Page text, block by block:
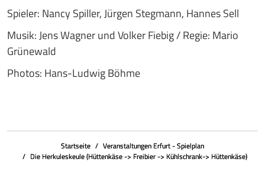
Spieler: Nancy Spiller, Jürgen Stegmann, Hannes Sell
Musik: Jens Wagner und Volker Fiebig / Regie: Mario
Grünewald
Photos: Hans-Ludwig Böhme
Startseite
Veranstaltungen Erfurt - Spielplan
Die Herkuleskeule (Hüttenkäse -> Freibier -> Kühlschrank-> Hüttenkäse)